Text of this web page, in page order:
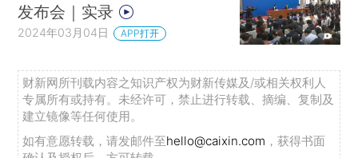
发布会｜实录
2024年03月04日 APP打开
财新网所刊载内容之知识产权为财新传媒及/或相关权利人
专属所有或持有。未经许可，禁止进行转载、摘编、复制及
建立镜像等任何使用。
如有意愿转载，请发邮件至hello@caixin.com ，获得书面